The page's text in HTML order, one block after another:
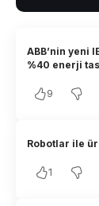
ABB’nin yeni
%40 enerji
9
Robotlar ile
1